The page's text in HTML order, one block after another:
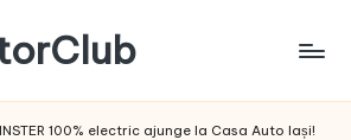
100% electric ajunge la Casa Auto Iași!